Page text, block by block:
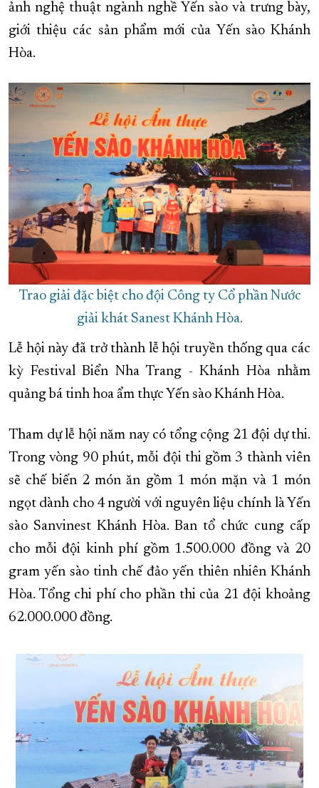
ảnh nghệ thuật ngành nghề Yến sào và trưng bày,
giới thiệu các sản phẩm mới của Yến sào Khánh
Hòa.
Trao giải đặc biệt cho đội Công ty Cổ phần Nước
giải khát Sanest Khánh Hòa.
Lễ hội này đã trở thành lễ hội truyền thống qua các
kỳ Festival Biển Nha Trang - Khánh Hòa nhằm
quảng bá tinh hoa ẩm thực Yến sào Khánh Hòa.
Tham dự lễ hội năm nay có tổng cộng 21 đội dự thi.
Trong vòng 90 phút, mỗi đội thi gồm 3 thành viên
sẽ chế biến 2 món ăn gồm 1 món mặn và 1 món
ngọt dành cho 4 người với nguyên liệu chính là Yến
sào Sanvinest Khánh Hòa. Ban tổ chức cung cấp
cho mỗi đội kinh phí gồm 1.500.000 đồng và 20
gram yến sào tinh chế đảo yến thiên nhiên Khánh
Hòa. Tổng chi phí cho phần thi của 21 đội khoảng
62.000.000 đồng.